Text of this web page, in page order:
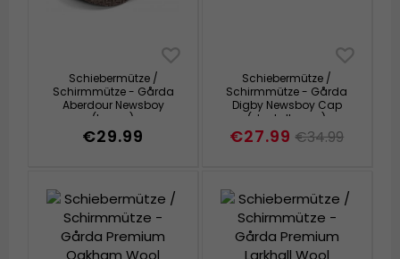
Schiebermütze /
Schirmmütze - Gårda
Aberdour Newsboy
(braun)
€29.99
Schiebermütze /
Schirmmütze - Gårda
Digby Newsboy Cap
(dunkelbraun)
€27.99 €34.99